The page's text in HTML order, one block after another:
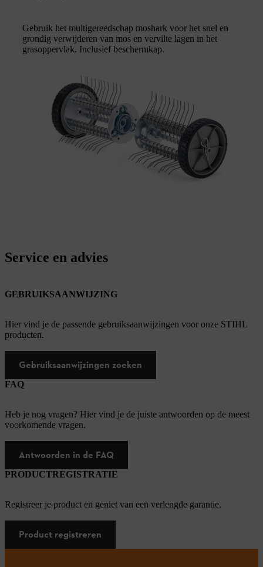
Gebruik het multigereedschap moshark voor het snel en
grondig verwijderen van mos en vervilte lagen in het
grasoppervlak. Inclusief beschermkap.
Service en advies
GEBRUIKSAANWIJZING
Hier vind je de passende gebruiksaanwijzingen voor onze STIHL
producten.
Gebruiksaanwijzingen zoeken
FAQ
Heb je nog vragen? Hier vind je de juiste antwoorden op de meest
voorkomende vragen.
Antwoorden in de FAQ
PRODUCTREGISTRATIE
Registreer je product en geniet van een verlengde garantie.
Product registreren